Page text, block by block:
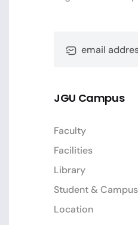
JGU Campus
Faculty
Facilities
Library
Student &
Location